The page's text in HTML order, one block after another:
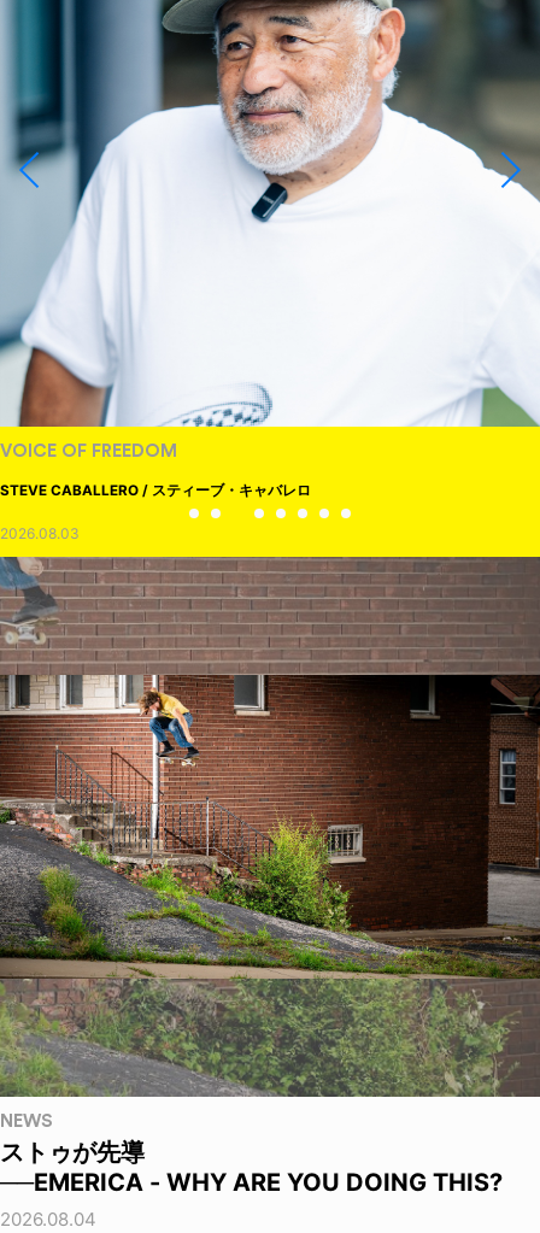
VOICE OF FREEDOM
STEVE CABALLERO / スティーブ・キャバレロ
2026.08.03
NEWS
ストゥが先導
──EMERICA - WHY ARE YOU DOING THIS?
2026.08.04